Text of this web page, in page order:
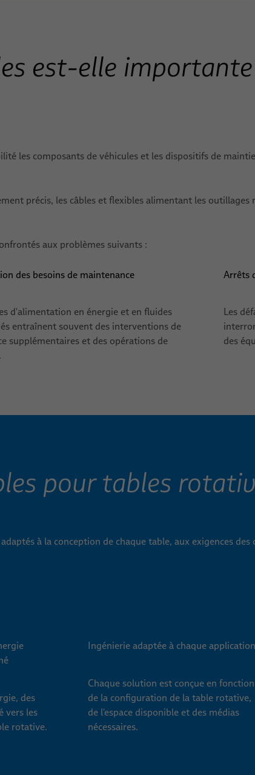
est-elle
les composants de véhicules et les dispositifs de
précis, les câbles et flexibles alimentant les
aux problèmes suivants :
des besoins de maintenance
d'alimentation en énergie et en fluides
entraînent souvent des interventions de
supplémentaires et des opérations de
Arrêts
Les
des
pour tables
à la conception de chaque table, aux exigences
des
vers les
rotative.
Ingénierie adaptée à chaque application
Chaque solution est conçue en fonction
de la configuration de la table rotative,
de l'espace disponible et des médias
nécessaires.